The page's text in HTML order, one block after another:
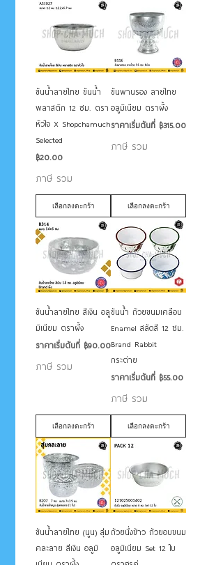
ขันน้ำลายไทย ขันน้ำ
พลาสติก 12 ซม. ตรา
หัวใจ X Shopchamuch
Selected
ราคา
฿20.00
ภาษี รวม
เลือกลงตะกร้า
ขันพานรอง ลายไทย
อลูมิเนียม ตราผึ้ง
ราคาเริ่มต้นที่ ฿315.00
ราคาขายลด
ภาษี รวม
เลือกลงตะกร้า
ขันน้ำลายไทย สีเงิน อลู
มิเนียม ตราผึ้ง
ราคาเริ่มต้นที่ ฿90.00
ราคาขายลด
ภาษี รวม
เลือกลงตะกร้า
ขันน้ำ ถ้วยขนมเคลือบ
Enamel สลัดสี 12 ซม.
Brand Rabbit
กระต่าย
ราคาเริ่มต้นที่ ฿55.00
ราคาขายลด
ภาษี รวม
เลือกลงตะกร้า
ขันน้ำลายไทย (นูน) สุ่ม
คละลาย สีเงิน อลูมิ
ถ้วยนึ่งข้าว ถ้วยอบขนม
อลูมิเนียม Set 12 ใบ